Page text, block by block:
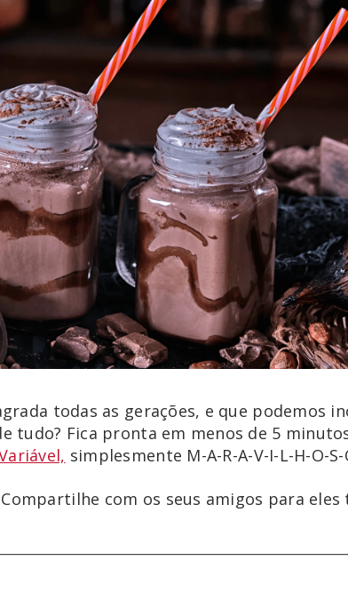
todas as gerações, e que podemos
tudo? Fica pronta em menos de 5
simplesmente M-A-R-A-V-I-L-H-O-S-
com os seus amigos para